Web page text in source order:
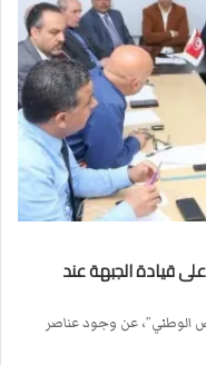
قيادة الجبهة عند
الوطني”، عن وجود عناصر